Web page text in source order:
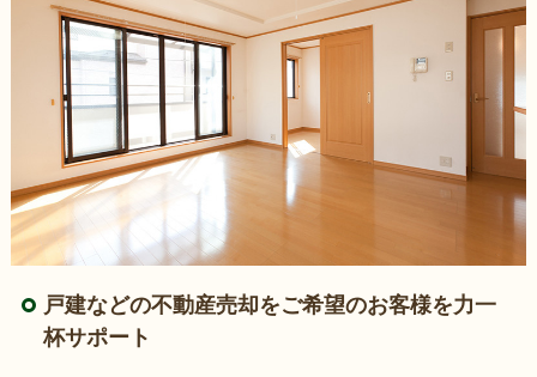
戸建などの不動産売却をご希望のお客様を力一
杯サポート